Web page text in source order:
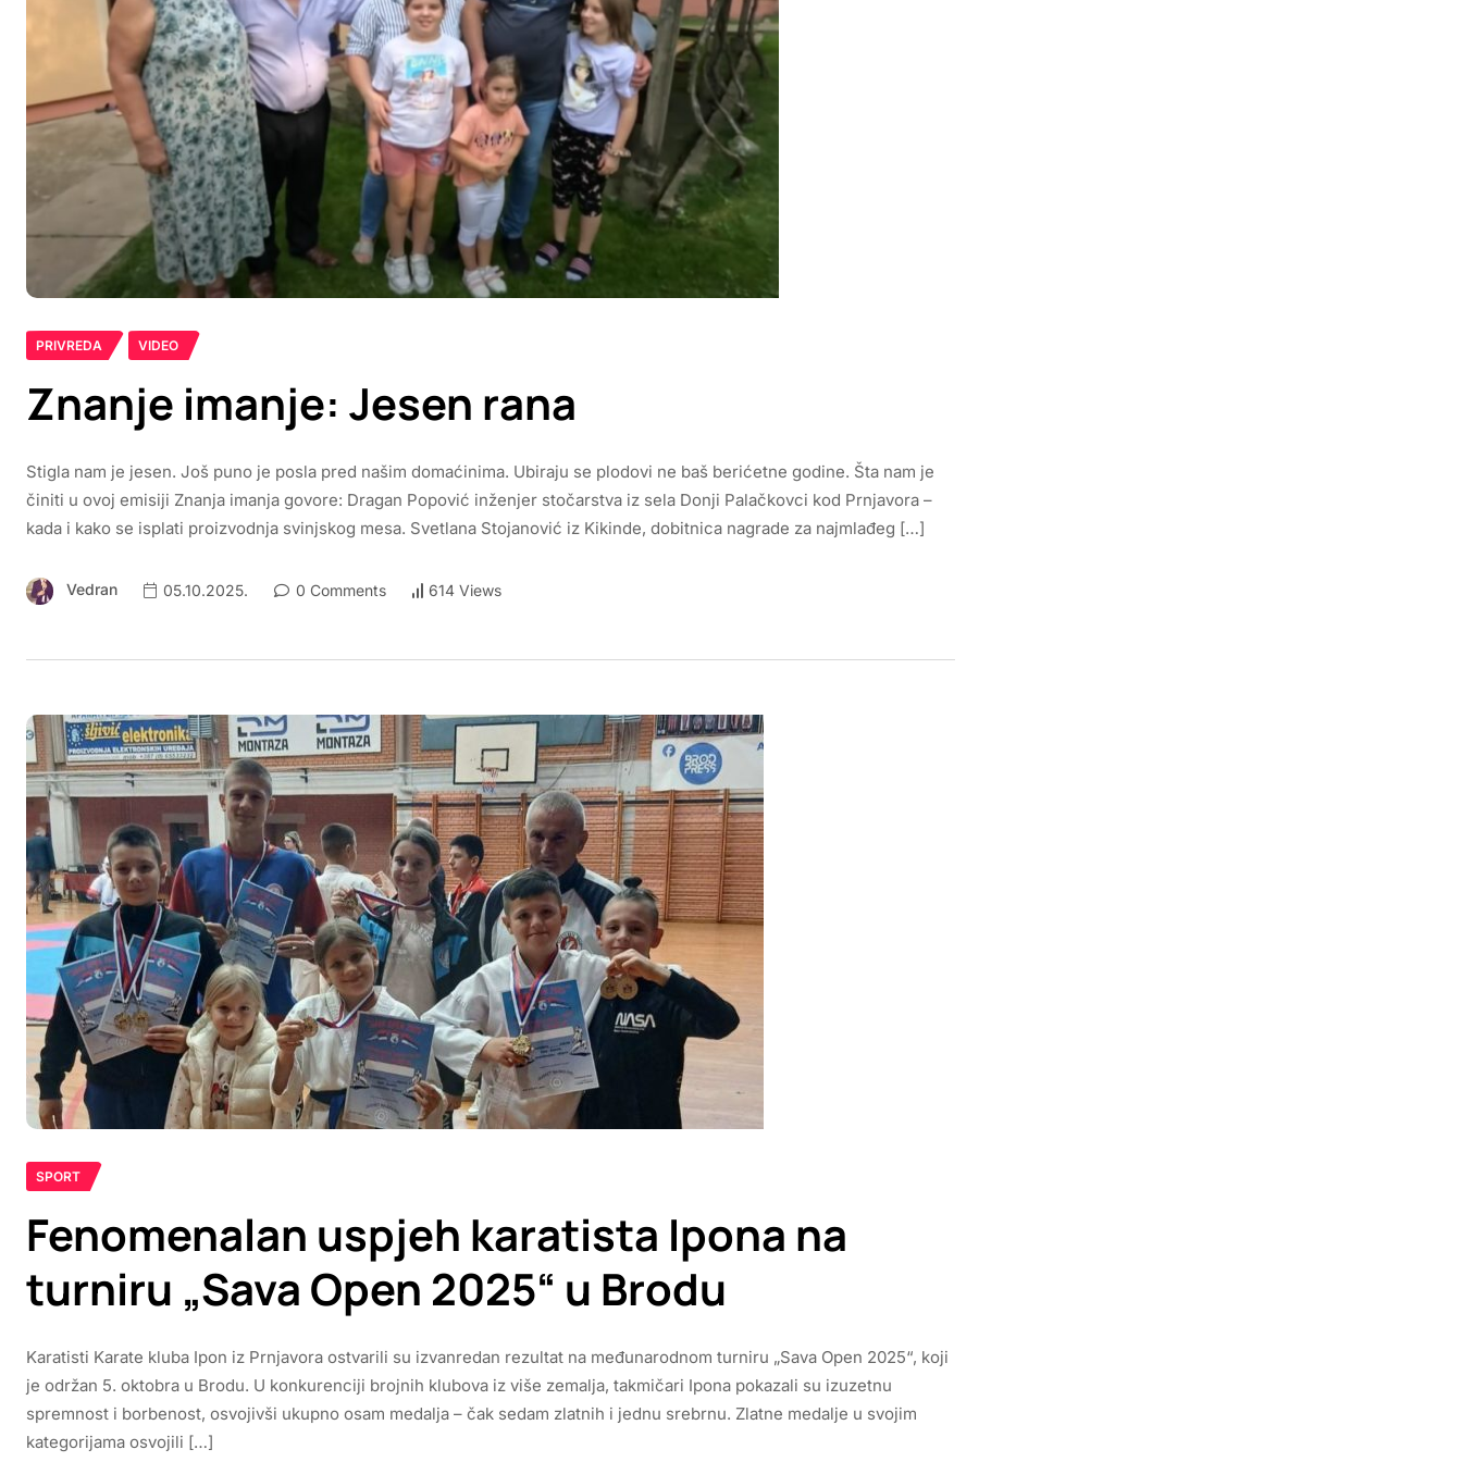
PRIVREDA VIDEO
Znanje imanje: Jesen rana
Stigla nam je jesen. Još puno je posla pred našim domaćinima. Ubiraju se plodovi ne baš berićetne godine. Šta nam je
činiti u ovoj emisiji Znanja imanja govore: Dragan Popović inženjer stočarstva iz sela Donji Palačkovci kod Prnjavora –
kada i kako se isplati proizvodnja svinjskog mesa. Svetlana Stojanović iz Kikinde, dobitnica nagrade za najmlađeg […]
Vedran 05.10.2025. 0 Comments 614 Views
SPORT
Fenomenalan uspjeh karatista Ipona na
turniru „Sava Open 2025“ u Brodu
Karatisti Karate kluba Ipon iz Prnjavora ostvarili su izvanredan rezultat na međunarodnom turniru „Sava Open 2025“, koji
je održan 5. oktobra u Brodu. U konkurenciji brojnih klubova iz više zemalja, takmičari Ipona pokazali su izuzetnu
spremnost i borbenost, osvojivši ukupno osam medalja – čak sedam zlatnih i jednu srebrnu. Zlatne medalje u svojim
kategorijama osvojili […]